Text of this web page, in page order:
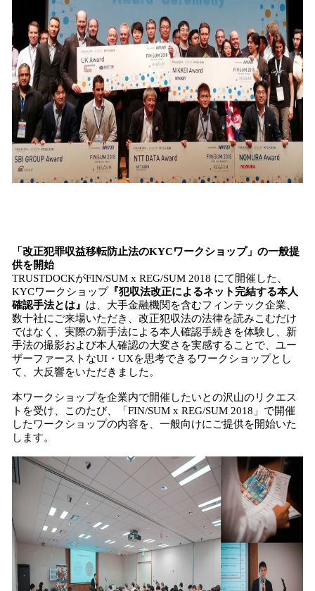
「改正犯罪収益移転防止法のKYCワークショップ」の一般提
供を開始
TRUSTDOCKがFIN/SUM x REG/SUM 2018 にて開催した、
KYCワークショップ『犯収法改正によるネット完結する本人
確認手法とは』 は、大手金融機関を含むフィンテック企業、
数十社にご来場いただき、改正犯収法の法律を読みこむだけ
ではなく、実際の新手法による本人確認手続きを体験し、新
手法の撮影および本人確認の大変さを実感することで、ユー
ザーファーストなUI・UXを思考できるワークショップとし
て、大反響をいただきました。
本ワークショップを企業内で開催したいとの沢山のリクエス
トを受け、このたび、「FIN/SUM x REG/SUM 2018」で開催
したワークショップの内容を、一般向けにご提供を開始いた
します。